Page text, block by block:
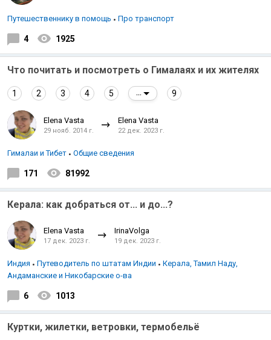
Путешественнику в помощь Про транспорт
4 1925
Что почитать и посмотреть о Гималаях и их жителях
1 2 3 4 5 9
Elena Vasta
29 нояб. 2014 г.
Elena Vasta
22 дек. 2023 г.
Гималаи и Тибет Общие сведения
171 81992
Керала: как добраться от... и до...?
Elena Vasta
17 дек. 2023 г.
IrinaVolga
19 дек. 2023 г.
Индия Путеводитель по штатам Индии
Керала, Тамил Наду,
Андаманские и Никобарские о-ва
6 1013
Куртки, жилетки, ветровки, термобельё